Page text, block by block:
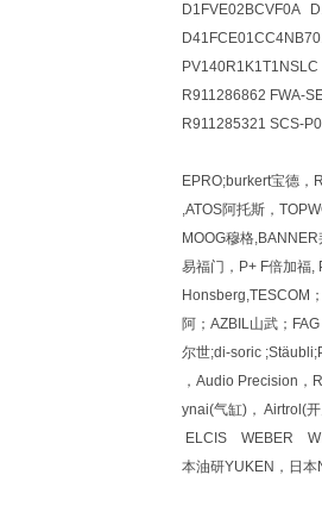
D1FVE02BCVF0A
R911286862 FWA-
R911285321 SCS-
EPRO;burkert宝德，
,ATOS阿托斯，
MOOG穆格
易福门，P+ F倍加福,
Honsberg,TESCOM
阿；AZBIL山武；
尔世;di-soric
，Audio Precision
ynai(气缸)， Airtrol(
ELCIS WEBER
本油研YUKEN，日本